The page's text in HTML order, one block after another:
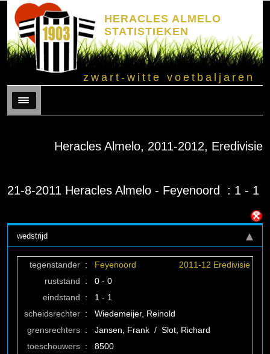
HERACLES ALMELO
STATISTIEKEN
zwart-witte voetbaljaren
Menu
Heracles Almelo, 2011-2012, Eredivisie
21-8-2011 Heracles Almelo - Feyenoord : 1 - 1
wedstrijd
tegenstander : Feyenoord
2011-12 Eredivisie
ruststand
:
0 - 0
eindstand
:
1 - 1
scheidsrechter :
Wiedemeijer, Reinold
grensrechters :
Jansen, Frank / Slot, Richard
toeschouwers :
8500